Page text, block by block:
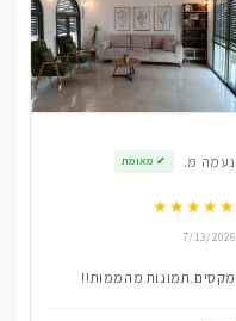
נעמה מ. ✔ מאומת
★★★★★
7/13/2026
מקסים.תמונות מהממות!!